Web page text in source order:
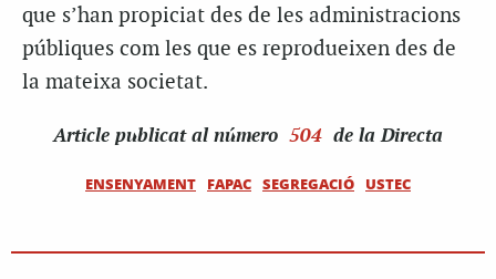
que s’han propiciat des de les administracions
públiques com les que es reprodueixen des de
la mateixa societat.
Article publicat al número 504 de la Directa
ENSENYAMENT FAPAC SEGREGACIÓ USTEC